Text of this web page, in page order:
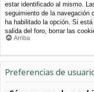
estar identificado al mismo.
seguimiento de la navegación
ha habilitado la opción. Si
salida del foro, borrar las
Arriba
Preferencias de